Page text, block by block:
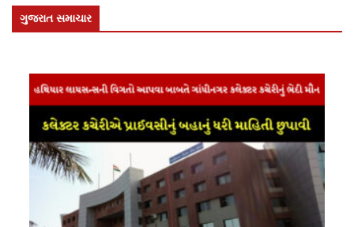
ગુજરાત સમાચાર